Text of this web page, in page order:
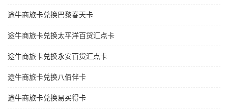
途牛商旅卡兑换巴黎春天卡
途牛商旅卡兑换太平洋百货汇点卡
途牛商旅卡兑换永安百货汇点卡
途牛商旅卡兑换八佰伴卡
途牛商旅卡兑换易买得卡